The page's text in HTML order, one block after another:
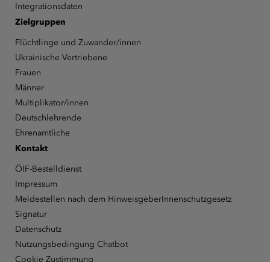
Integrationsdaten
Zielgruppen
Flüchtlinge und Zuwander/innen
Ukrainische Vertriebene
Frauen
Männer
Multiplikator/innen
Deutschlehrende
Ehrenamtliche
Kontakt
ÖIF-Bestelldienst
Impressum
Meldestellen nach dem HinweisgeberInnenschutzgesetz
Signatur
Datenschutz
Nutzungsbedingung Chatbot
Cookie Zustimmung